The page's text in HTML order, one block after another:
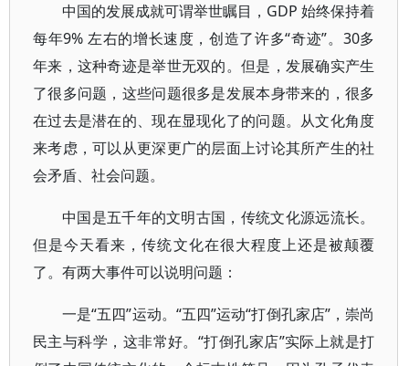
中国的发展成就可谓举世瞩目，GDP 始终保持着
每年9% 左右的增长速度，创造了许多“奇迹”。30多
年来，这种奇迹是举世无双的。但是，发展确实产生
了很多问题，这些问题很多是发展本身带来的，很多
在过去是潜在的、现在显现化了的问题。从文化角度
来考虑，可以从更深更广的层面上讨论其所产生的社
会矛盾、社会问题。
中国是五千年的文明古国，传统文化源远流长。
但是今天看来，传统文化在很大程度上还是被颠覆
了。有两大事件可以说明问题：
一是“五四”运动。“五四”运动“打倒孔家店”，崇尚
民主与科学，这非常好。“打倒孔家店”实际上就是打